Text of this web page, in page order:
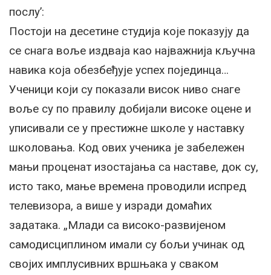
послу’:
Постоји на десетине студија које показују да
се снага воље издваја као најважнија кључна
навика која обезбеђује успех појединца…
Ученици који су показали висок ниво снаге
воље су по правилу добијали високе оцене и
уписивали се у престижне школе у наставку
школовања. Код ових ученика је забележен
мањи проценат изостајања са наставе, док су,
исто тако, мање времена проводили испред
телевизора, а више у изради домаћих
задатака. „Млади са високо-развијеном
самодисциплином имали су бољи учинак од
својих имплусивних вршњака у сваком